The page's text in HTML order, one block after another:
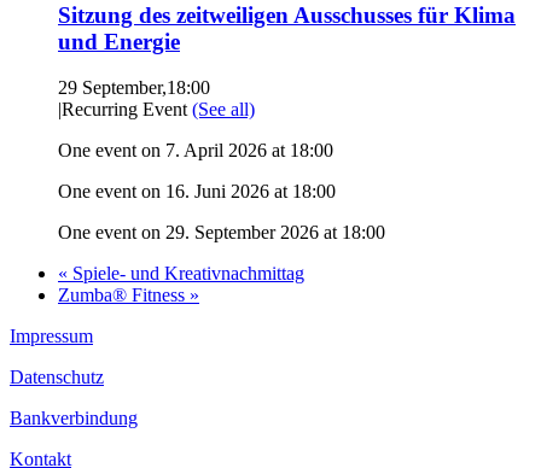
Sitzung des zeitweiligen Ausschusses für Klima
und Energie
29 September,18:00
|Recurring Event(See all)
One event on 7. April 2026 at 18:00
One event on 16. Juni 2026 at 18:00
One event on 29. September 2026 at 18:00
« Spiele- und Kreativnachmittag
Zumba® Fitness »
Impressum
Datenschutz
Bankverbindung
Kontakt